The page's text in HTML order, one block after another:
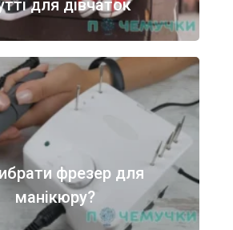
для дівчаток
фрезер для
манікюру?